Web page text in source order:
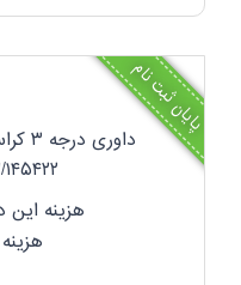
پایان ثبت نام
هزینه این دوره: